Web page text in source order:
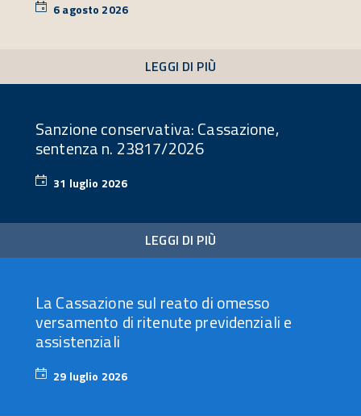
6 agosto 20266
LEGGI DI PIÙ
Sanzione conservativa: Cassazione,
sentenza n. 23817/2026
31 luglio 2026
LEGGI DI PIÙ
La Cassazione sul reato di omesso
versamento di ritenute previdenziali e
assistenziali
29 luglio 2026